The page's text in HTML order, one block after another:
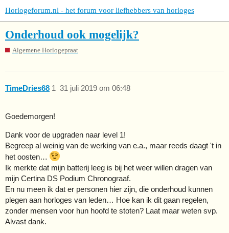
Horlogeforum.nl - het forum voor liefhebbers van horloges
Onderhoud ook mogelijk?
Algemene Horlogepraat
TimeDries68 31 juli 2019 om 06:48
1
Goedemorgen!
Dank voor de upgraden naar level 1!
Begreep al weinig van de werking van e.a., maar reeds daagt 't in
het oosten…
Ik merkte dat mijn batterij leeg is bij het weer willen dragen van
mijn Certina DS Podium Chronograaf.
En nu meen ik dat er personen hier zijn, die onderhoud kunnen
plegen aan horloges van leden… Hoe kan ik dit gaan regelen,
zonder mensen voor hun hoofd te stoten? Laat maar weten svp.
Alvast dank.